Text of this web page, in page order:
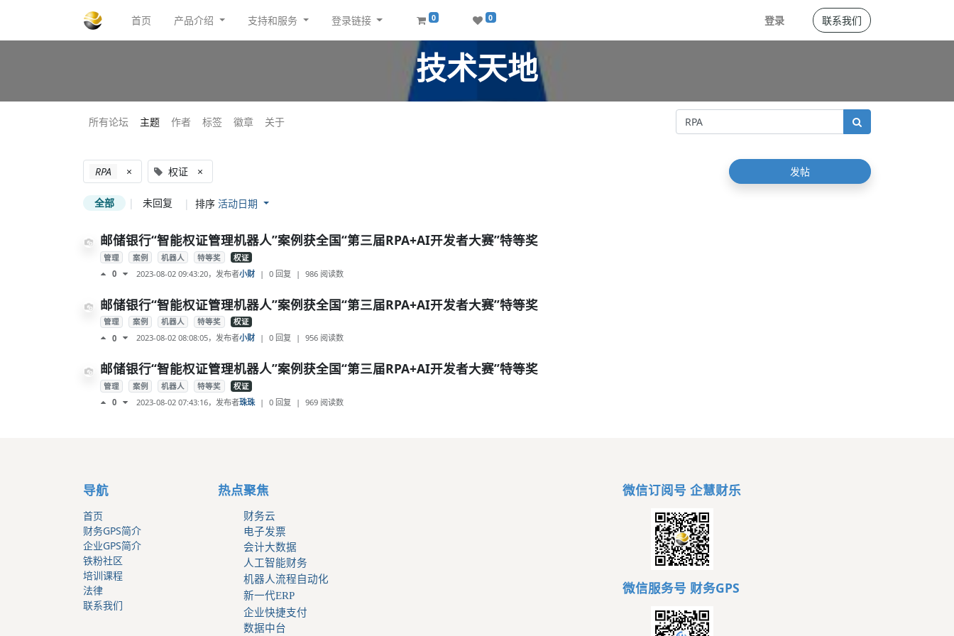
首页 产品介绍 支持和服务 登录链接 0 0 登录 联系我们
技术天地
所有论坛 主题 作者 标签 徽章 关于
RPA × 权证 × 发帖
全部 | 未回复 | 排序 活动日期
邮储银行“智能权证管理机器人”案例获全国“第三届RPA+AI开发者大赛”特等奖
管理 案例 机器人 特等奖 权证
0 2023-08-02 09:43:20，发布者小财 | 0 回复 | 986 阅读数
邮储银行“智能权证管理机器人”案例获全国“第三届RPA+AI开发者大赛”特等奖
管理 案例 机器人 特等奖 权证
0 2023-08-02 08:08:05，发布者小财 | 0 回复 | 956 阅读数
邮储银行“智能权证管理机器人”案例获全国“第三届RPA+AI开发者大赛”特等奖
管理 案例 机器人 特等奖 权证
0 2023-08-02 07:43:16，发布者珠珠 | 0 回复 | 969 阅读数
导航
首页
财务GPS简介
企业GPS简介
铁粉社区
培训课程
法律
联系我们
热点聚焦
财务云
电子发票
会计大数据
人工智能财务
机器人流程自动化
新一代ERP
企业快捷支付
数据中台
微信订阅号 企慧财乐
微信服务号 财务GPS